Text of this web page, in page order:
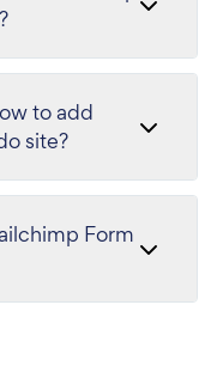
to add
site?
Form